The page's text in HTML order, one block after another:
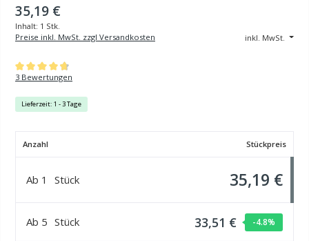
35,19 €
Inhalt: 1 Stk.
inkl. MwSt.
Preise inkl. MwSt. zzgl Versandkosten
Durchschnittliche Bewertung von 4.67 von 5 Sternen
3 Bewertungen
Lieferzeit: 1 - 3 Tage
Anzahl Stückpreis
Ab 1 Stück 35,19 €
Ab 5 Stück 33,51 € -4.8%